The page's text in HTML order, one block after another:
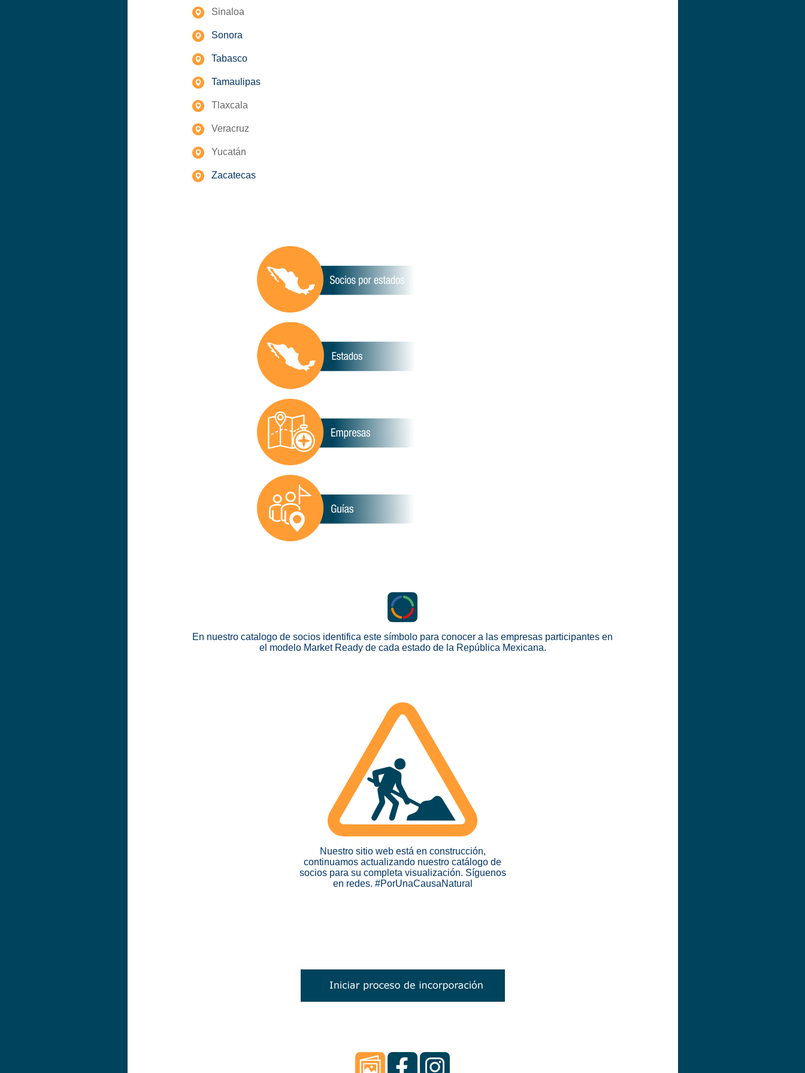
Sinaloa
Sonora
Tabasco
Tamaulipas
Tlaxcala
Veracruz
Yucatán
Zacatecas
En nuestro catalogo de socios identifica este símbolo para conocer a las empresas participantes en
el modelo Market Ready de cada estado de la República Mexicana.
Nuestro sitio web está en construcción,
continuamos actualizando nuestro catálogo de
socios para su completa visualización. Síguenos
en redes. #PorUnaCausaNatural